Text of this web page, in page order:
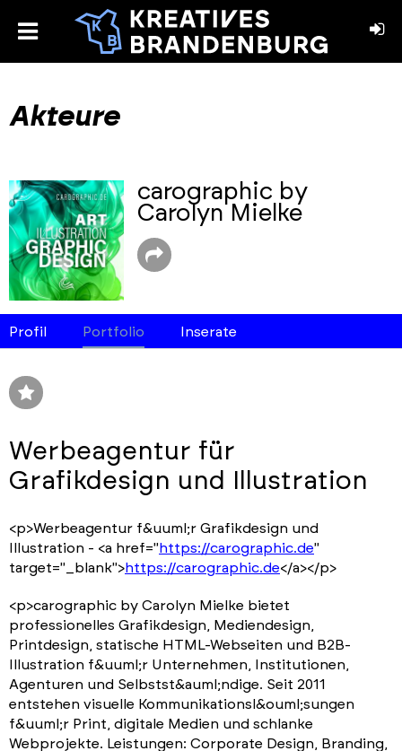
toggle
Akteure
carographic by
Carolyn Mielke
Profil Portfolio Inserate
Werbeagentur für
Grafikdesign und Illustration
<p>Werbeagentur f&uuml;r Grafikdesign und
Illustration - <a href=" https://carographic.de"
target="_blank">https://carographic.de</a></p>
<p>carographic by Carolyn Mielke bietet
professionelles Grafikdesign, Mediendesign,
Printdesign, statische HTML-Webseiten und B2B-
Illustration f&uuml;r Unternehmen, Institutionen,
Agenturen und Selbstst&auml;ndige. Seit 2011
entstehen visuelle Kommunikationsl&ouml;sungen
f&uuml;r Print, digitale Medien und schlanke
Webprojekte. Leistungen: Corporate Design, Branding,